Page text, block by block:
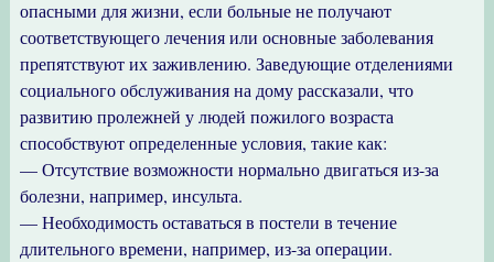
опасными для жизни, если больные не получают
соответствующего лечения или основные заболевания
препятствуют их заживлению. Заведующие отделениями
социального обслуживания на дому рассказали, что
развитию пролежней у людей пожилого возраста
способствуют определенные условия, такие как:
— Отсутствие возможности нормально двигаться из-за
болезни, например, инсульта.
— Необходимость оставаться в постели в течение
длительного времени, например, из-за операции.